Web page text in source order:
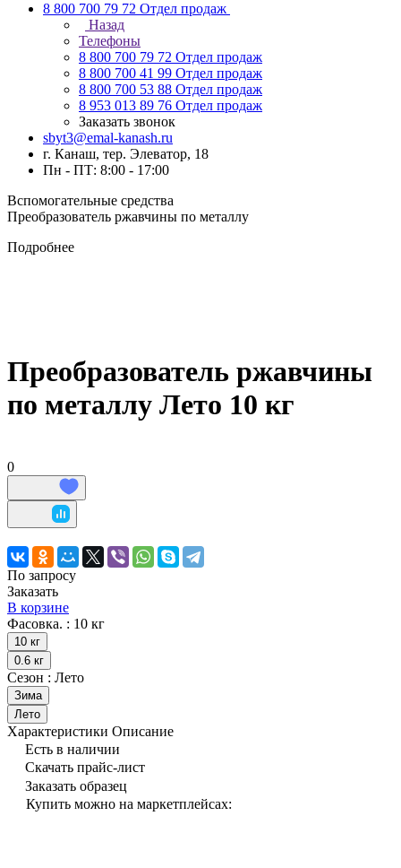
8 800 700 79 72 Отдел продаж
Назад
Телефоны
8 800 700 79 72 Отдел продаж
8 800 700 41 99 Отдел продаж
8 800 700 53 88 Отдел продаж
8 953 013 89 76 Отдел продаж
Заказать звонок
sbyt3@emal-kanash.ru
г. Канаш, тер. Элеватор, 18
Пн - ПТ: 8:00 - 17:00
Вспомогательные средства
Преобразователь ржавчины по металлу
Подробнее
Преобразователь ржавчины
по металлу Лето 10 кг
0
По запросу
Заказать
В корзине
Фасовка. : 10 кг
10 кг
0.6 кг
Сезон : Лето
Зима
Лето
Характеристики Описание
Есть в наличии
Скачать прайс-лист
Заказать образец
Купить можно на маркетплейсах: